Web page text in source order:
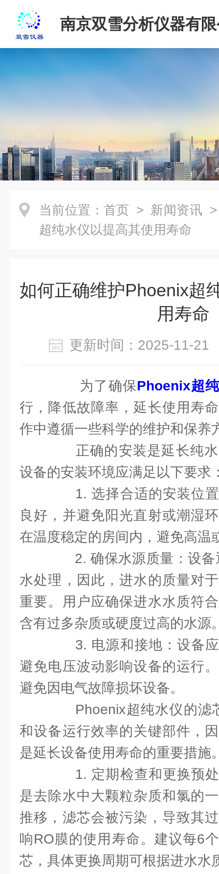
南京双雪分析仪器有
当前位置： 首页 > 新闻资讯
超纯水仪以提高其使用寿命
如何正确维护Phoenix超
用寿命
更新时间：2025-11-
为了确保Phoenix超
行，降低故障率，延长使用寿
作中遵循一些科学的维护和保养
正确的安装是延长纯水
设备的安装环境应满足以下要求
1. 选择合适的安装位置
良好，并避免阳光直射或潮湿
在温度稳定的房间内，避免高温
2. 确保水源质量：设备
水处理，因此，进水的质量对
重要。用户应确保进水水质符
含有过多杂质或硬度过高的水源
3. 电源和接地：设备应
避免电压波动影响设备的运行
避免因电气故障损坏设备。
Phoenix超纯水仪的滤
和设备运行效率的关键部件，
是延长设备使用寿命的重要措施
1. 定期检查和更换预处
是去除水中大颗粒杂质和氯的
推移，滤芯会被污染，导致其
响RO膜的使用寿命。建议每6
芯，具体更换周期可根据进水水